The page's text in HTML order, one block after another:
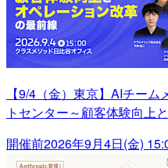
【9/4（金）東京】AIチー
トセンター～顧客体験向上
開催前2026年9月4日(金)